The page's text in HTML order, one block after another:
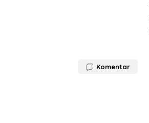
Komentar